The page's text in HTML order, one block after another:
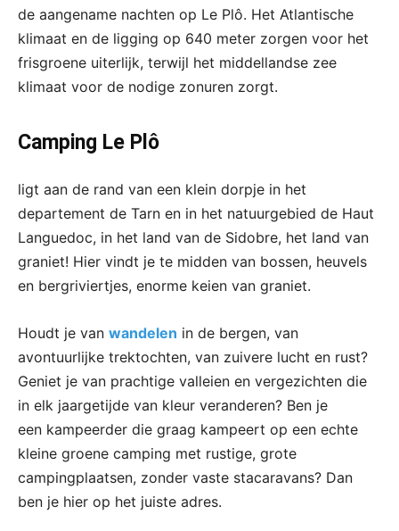
de aangename nachten op Le Plô. Het Atlantische
klimaat en de ligging op 640 meter zorgen voor het
frisgroene uiterlijk, terwijl het middellandse zee
klimaat voor de nodige zonuren zorgt.
Camping Le Plô
ligt aan de rand van een klein dorpje in het
departement de Tarn en in het natuurgebied de Haut
Languedoc, in het land van de Sidobre, het land van
graniet! Hier vindt je te midden van bossen, heuvels
en bergriviertjes, enorme keien van graniet.
Houdt je van wandelen in de bergen, van
avontuurlijke trektochten, van zuivere lucht en rust?
Geniet je van prachtige valleien en vergezichten die
in elk jaargetijde van kleur veranderen? Ben je
een kampeerder die graag kampeert op een echte
kleine groene camping met rustige, grote
campingplaatsen, zonder vaste stacaravans? Dan
ben je hier op het juiste adres.